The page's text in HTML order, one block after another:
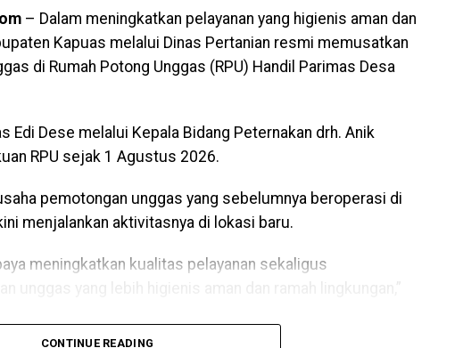
– Dalam meningkatkan pelayanan yang higienis aman dan
Kapuas melalui Dinas Pertanian resmi memusatkan
di Rumah Potong Unggas (RPU) Handil Parimas Desa
Edi Dese melalui Kepala Bidang Peternakan drh. Anik
RPU sejak 1 Agustus 2026.
pemotongan unggas yang sebelumnya beroperasi di
menjalankan aktivitasnya di lokasi baru.
meningkatkan kualitas pelayanan sekaligus
CONTINUE READING